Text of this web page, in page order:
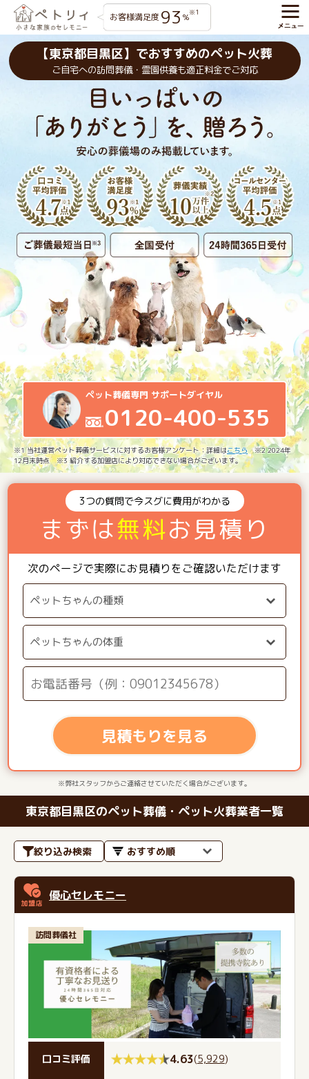
お客様満足度 93 %※1
【東京都目黒区】でおすすめのペット火葬
ご自宅への訪問葬儀・霊園供養も適正料金でご対応
ペット葬儀専門 サポートダイヤル
0120-400-535
※1 当社運営ペット葬儀サービスに対するお客様アンケート：詳細はこちら ※2 2024年
12月末時点 ※3 紹介する加盟店により対応できない場合がございます。
3つの質問で今スグに費用がわかる
まずは無料お見積り
次のページで実際にお見積りをご確認いただけます
見積もりを見る
※弊社スタッフからご連絡させていただく場合がございます。
東京都目黒区のペット葬儀・ペット火葬業者一覧
絞り込み検索
優心セレモニー
訪問葬儀社
口コミ評価 4.63(5,929)